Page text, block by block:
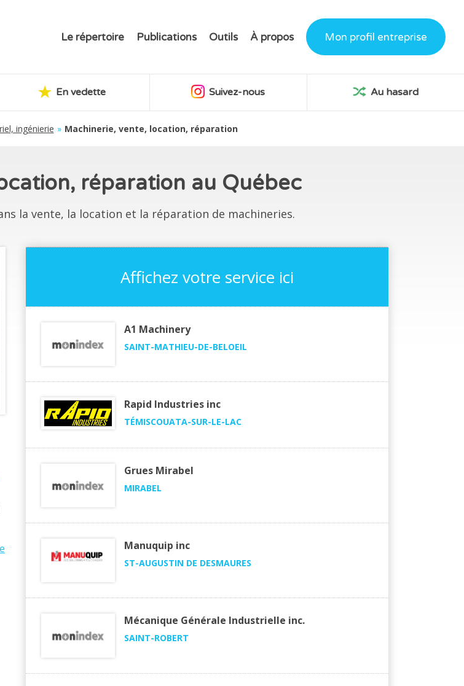
Le répertoire Publications Outils À propos Mon profil entreprise
En vedette Suivez-nous Au hasard
ingénierie » Machinerie, vente, location, réparation
réparation au Québec
la vente, la location et la réparation de machineries.
Affichez votre service ici
A1 Machinery
SAINT-MATHIEU-DE-BELOEIL
Rapid Industries inc
TÉMISCOUATA-SUR-LE-LAC
Grues Mirabel
MIRABEL
Manuquip inc
ST-AUGUSTIN DE DESMAURES
Mécanique Générale Industrielle inc.
SAINT-ROBERT